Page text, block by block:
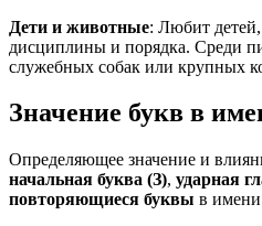
Дети и животные: Любит
дисциплины и порядка. Среди
служебных собак или крупных
Значение букв в
Определяющее значение и
начальная буква (З), ударная
повторяющиеся буквы в